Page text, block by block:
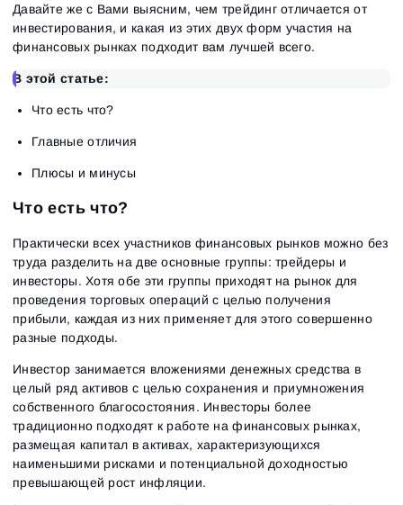
Давайте же с Вами выясним, чем трейдинг отличается от
инвестирования, и какая из этих двух форм участия на
финансовых рынках подходит вам лучшей всего.
В этой статье:
Что есть что?
Главные отличия
Плюсы и минусы
Что есть что?
Практически всех участников финансовых рынков можно без
труда разделить на две основные группы: трейдеры и
инвесторы. Хотя обе эти группы приходят на рынок для
проведения торговых операций с целью получения
прибыли, каждая из них применяет для этого совершенно
разные подходы.
Инвестор занимается вложениями денежных средства в
целый ряд активов с целью сохранения и приумножения
собственного благосостояния. Инвесторы более
традиционно подходят к работе на финансовых рынках,
размещая капитал в активах, характеризующихся
наименьшими рисками и потенциальной доходностью
превышающей рост инфляции.